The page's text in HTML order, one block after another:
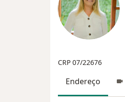
CRP 07/22676
Endereço